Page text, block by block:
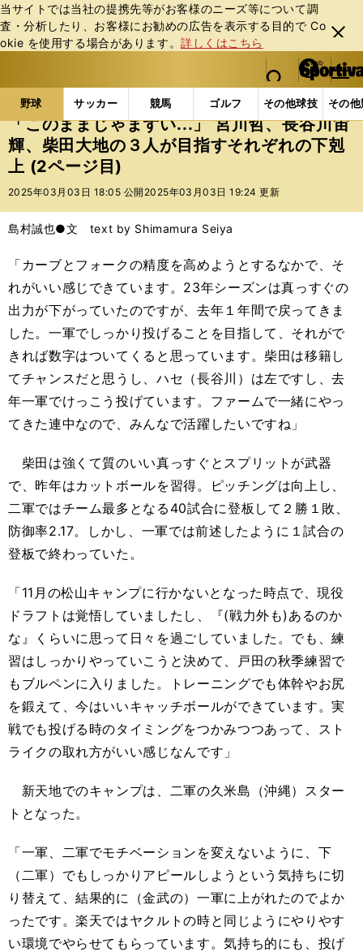
当サイトでは当社の提携先等がお客様のニーズ等について調
査・分析したり、お客様にお勧めの広告を表⽰する⽬的で Co
okie を使⽤する場合があります。詳しくはこちら
閉じ
る
web Sportiva (webスポルティーバ)
検索
マイペ
ー
ジ
メニュ
野球 サッカー 競馬 ゴルフ その他球技 その
b
ス
ポ
ル
テ
ー
バ
野球の記事一覧 プロ野球 「このままじゃまずい...
「このままじゃまずい...」 宮川哲、長谷川宙
輝、柴田大地の３人が目指すそれぞれの下剋
上 (2ページ目)
2025年03月03日 18:05 公開 2025年03月03日 19:24 更新
島村誠也●文 text by Shimamura Seiya
「カーブとフォークの精度を高めようとするなかで、そ
れがいい感じできています。23年シーズンは真っすぐの
出力が下がっていたのですが、去年１年間で戻ってきま
した。一軍でしっかり投げることを目指して、それがで
きれば数字はついてくると思っています。柴田は移籍し
てチャンスだと思うし、ハセ（長谷川）は左ですし、去
年一軍でけっこう投げています。ファームで一緒にやっ
てきた連中なので、みんなで活躍したいですね」
柴田は強くて質のいい真っすぐとスプリットが武器
で、昨年はカットボールを習得。ピッチングは向上し、
二軍ではチーム最多となる40試合に登板して２勝１敗、
防御率2.17。しかし、一軍では前述したように１試合の
登板で終わっていた。
「11月の松山キャンプに行かないとなった時点で、現役
ドラフトは覚悟していましたし、『(戦力外も)あるのか
な』くらいに思って日々を過ごしていました。でも、練
習はしっかりやっていこうと決めて、戸田の秋季練習で
もブルペンに入りました。トレーニングでも体幹やお尻
を鍛えて、今はいいキャッチボールができています。実
戦でも投げる時のタイミングをつかみつつあって、スト
ライクの取れ方がいい感じなんです」
新天地でのキャンプは、二軍の久米島（沖縄）スター
トとなった。
「一軍、二軍でモチベーションを変えないように、下
（二軍）でもしっかりアピールしようという気持ちに切
り替えて、結果的に（金武の）一軍に上がれたのでよか
ったです。楽天ではヤクルトの時と同じようにやりやす
い環境でやらせてもらっています。気持ち的にも、投げ